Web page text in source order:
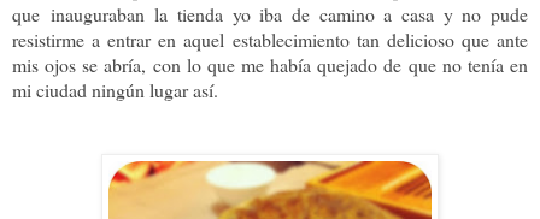
que inauguraban la tienda yo iba de camino a casa y no pude
resistirme a entrar en aquel establecimiento tan delicioso que ante
mis ojos se abría, con lo que me había quejado de que no tenía en
mi ciudad ningún lugar así.